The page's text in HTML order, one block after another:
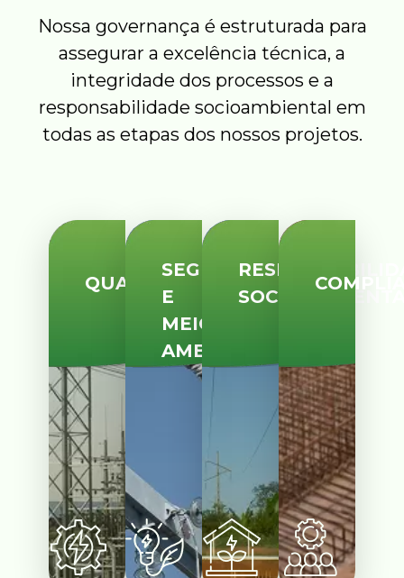
Nossa governança é estruturada para
assegurar a excelência técnica, a
integridade dos processos e a
responsabilidade socioambiental em
todas as etapas dos nossos projetos.
QUALIDADE
SEGURANÇA
E
MEIO
AMBIENTE